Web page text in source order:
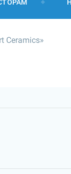
Ceramics»